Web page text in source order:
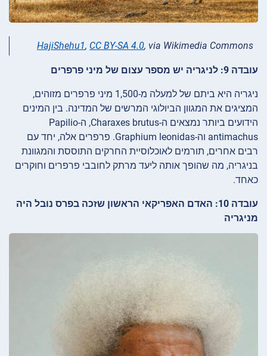
HajiShehu1, CC BY-SA 4.0, via Wikimedia Commons
עובדה 9: לניגריה יש מספר עצום של מיני פרפרים
ניגריה היא ביתם של למעלה מ-1,500 מיני פרפרים מזוהים,
המציגים את המגוון הביולוגי המרשים של המדינה. בין המינים
הידועים ביותר נמצאים ה-Charaxes brutus, ה-Papilio
antimachus וה-Graphium leonidas. פרפרים אלה, יחד עם
רבים אחרים, תורמים לאוכלוסיית החרקים התוססת והמגוונת
בניגריה, מה שהופך אותה ליעד מרתק לחובבי פרפרים וחוקרים
כאחד.
עובדה 10: האדם האפריקאי הראשון שזכה בפרס נובל היה
מניגריה